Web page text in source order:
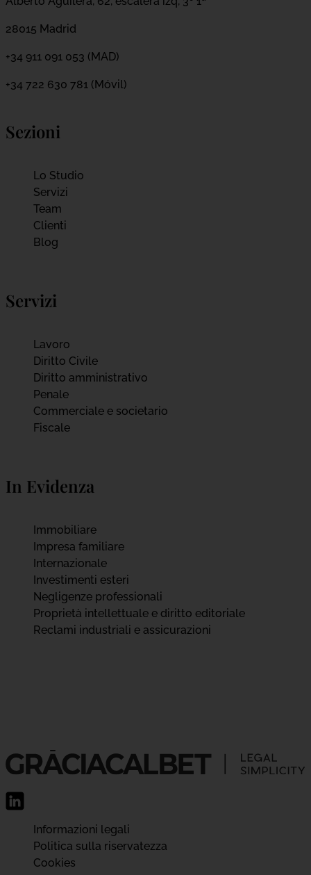
28015 Madrid
+34 911 091 053 (MAD)
+34 722 630 781 (Móvil)
Sezioni
Lo Studio
Servizi
Team
Clienti
Blog
Servizi
Lavoro
Diritto Civile
Diritto amministrativo
Penale
Commerciale e societario
Fiscale
In Evidenza
Immobiliare
Impresa familiare
Internazionale
Investimenti esteri
Negligenze professionali
Proprietà intellettuale e diritto editoriale
Reclami industriali e assicurazioni
Informazioni legali
Politica sulla riservatezza
Cookies